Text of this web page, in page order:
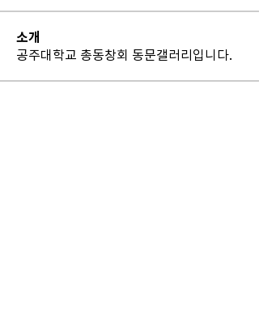
소개
공주대학교 총동창회 동문갤러리입니다.